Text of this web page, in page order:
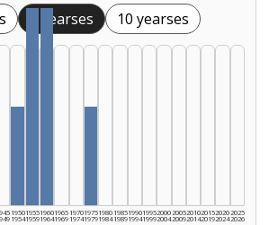
5 yearses 10 yearses
1950
1954
1955
1959
1960
1964
1965
1969
1970
1974
1975
1979
1980
1984
1985
1989
1990
1994
1995
1999
2000
2004
2005
2009
2010
2014
2015
2019
2020
2024
2025
2026